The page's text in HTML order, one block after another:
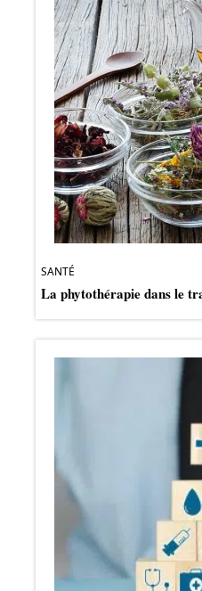
SANTÉ
La phytothérapie dans le